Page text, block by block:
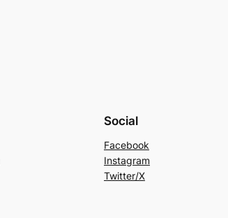
Social
Facebook
Instagram
Twitter/X